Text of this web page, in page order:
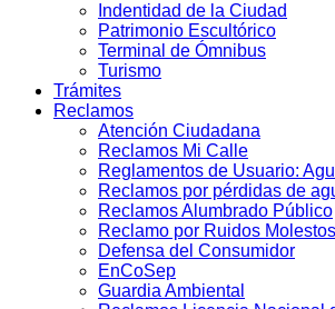
Indentidad de la Ciudad
Patrimonio Escultórico
Terminal de Ómnibus
Turismo
Trámites
Reclamos
Atención Ciudadana
Reclamos Mi Calle
Reglamentos de Usuario:
Reclamos por pérdidas de
Reclamos Alumbrado Público
Reclamo por Ruidos Molestos
Defensa del Consumidor
EnCoSep
Guardia Ambiental